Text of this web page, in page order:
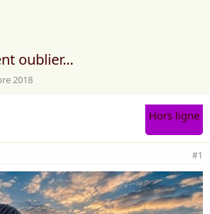
oublier...
2018
Hors ligne
#1